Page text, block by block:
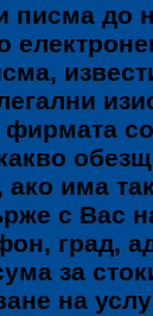
писма
фирмата
ако има
с Вас
град,
за
на